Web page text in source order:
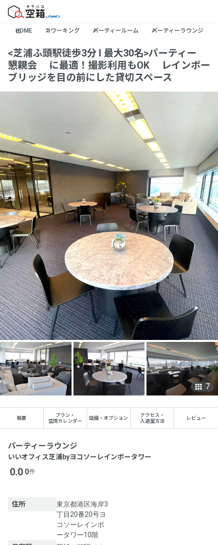
HOME コワーキング パーティールーム パーティーラウンジ
<芝浦ふ頭駅徒歩3分 l 最大30名>パーティー🍺
懇親会🌸に最適！撮影利用もOK📷レインボー
ブリッジを目の前にした貸切スペース🌈
7
概要
プラン ・
空席カレンダー
設備・オプション
アクセス ・
入退室方法
レビュー
パーティーラウンジ
いいオフィス芝浦byヨコソーレインボータワー
0.0 0件
住所
東京都港区海岸3
丁目20番20号ヨ
コソーレインボ
ータワー10階